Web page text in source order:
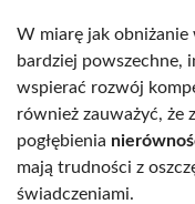
W miarę jak obniżanie
bardziej
wspierać rozwój
również zauważyć, że
pogłębienia
mają trudności z
świadczeniami.